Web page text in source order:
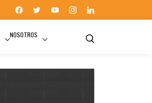
NOSOTROS